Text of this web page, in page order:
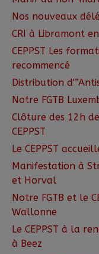
Nos nouveaux
CRI à Libramont
CEPPST Les
recommencé
Distribution
Notre FGTB
Clôture des 12h
CEPPST
Le CEPPST
Manifestation à
et Horval
Notre FGTB et le
Wallonne
Le CEPPST à la
à Beez